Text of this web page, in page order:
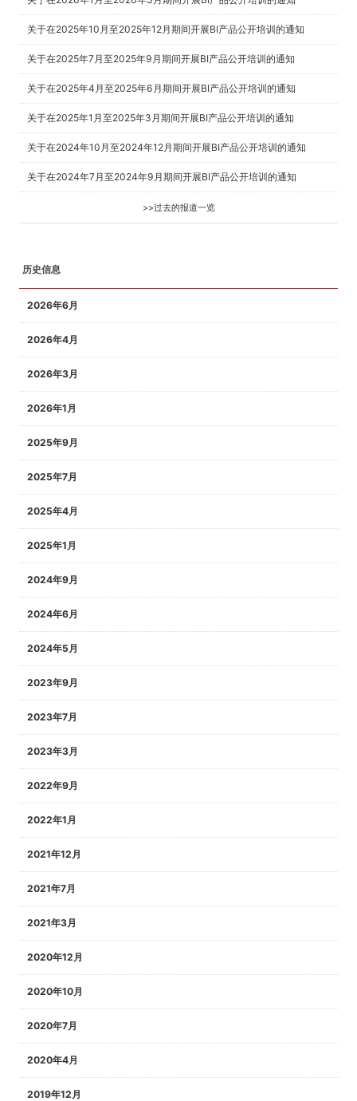
关于在2025年10月至2025年12月期间开展BI产品公开培训的通知
关于在2025年7月至2025年9月期间开展BI产品公开培训的通知
关于在2025年4月至2025年6月期间开展BI产品公开培训的通知
关于在2025年1月至2025年3月期间开展BI产品公开培训的通知
关于在2024年10月至2024年12月期间开展BI产品公开培训的通知
关于在2024年7月至2024年9月期间开展BI产品公开培训的通知
>>过去的报道一览
历史信息
2026年6月
2026年4月
2026年3月
2026年1月
2025年9月
2025年7月
2025年4月
2025年1月
2024年9月
2024年6月
2024年5月
2023年9月
2023年7月
2023年3月
2022年9月
2022年1月
2021年12月
2021年7月
2021年3月
2020年12月
2020年10月
2020年7月
2020年4月
2019年12月